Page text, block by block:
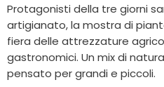
Protagonisti della tre giorni
artigianato, la mostra di
fiera delle attrezzature
gastronomici. Un mix di
pensato per grandi e piccoli.